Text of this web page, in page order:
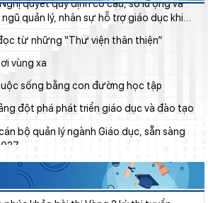
vùng xa
sống bằng con đường học tập
đột phá phát triển giáo dục và đào tạo
và sơ cấp cứu cho thanh thiếu nhi